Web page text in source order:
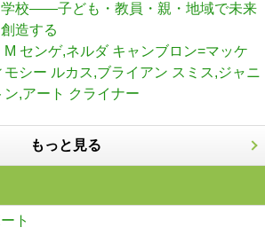
校――子ども・教員・親・地域で未来
造する
M センゲ,ネルダ キャンブロン=マッケ
モシー ルカス,ブライアン スミス,ジャニ
ン,アート クライナー
もっと見る
ト